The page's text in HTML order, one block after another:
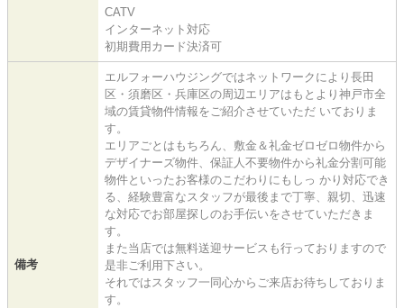
CATV
インターネット対応
初期費用カード決済可
備考
エルフォーハウジングではネットワークにより長田
区・須磨区・兵庫区の周辺エリアはもとより神戸市全
域の賃貸物件情報をご紹介させていただ いておりま
す。
エリアごとはもちろん、敷金＆礼金ゼロゼロ物件から
デザイナーズ物件、保証人不要物件から礼金分割可能
物件といったお客様のこだわりにもしっ かり対応でき
る、経験豊富なスタッフが最後まで丁寧、親切、迅速
な対応でお部屋探しのお手伝いをさせていただきま
す。
また当店では無料送迎サービスも行っておりますので
是非ご利用下さい。
それではスタッフ一同心からご来店お待ちしておりま
す。